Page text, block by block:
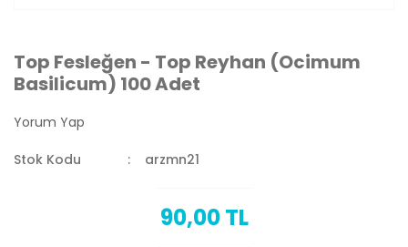
Top Fesleğen - Top Reyhan (Ocimum
Basilicum) 100 Adet
Yorum Yap
Stok Kodu arzmn21
90,00 TL